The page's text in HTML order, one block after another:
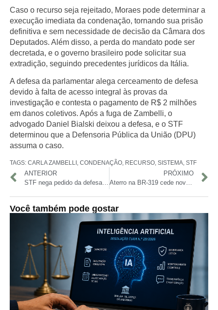
Caso o recurso seja rejeitado, Moraes pode determinar a
execução imediata da condenação, tornando sua prisão
definitiva e sem necessidade de decisão da Câmara dos
Deputados. Além disso, a perda do mandato pode ser
decretada, e o governo brasileiro pode solicitar sua
extradição, seguindo precedentes jurídicos da Itália.
A defesa da parlamentar alega cerceamento de defesa
devido à falta de acesso integral às provas da
investigação e contesta o pagamento de R$ 2 milhões
em danos coletivos. Após a fuga de Zambelli, o
advogado Daniel Bialski deixou a defesa, e o STF
determinou que a Defensoria Pública da União (DPU)
assuma o caso.
TAGS: CARLA ZAMBELLI CONDENAÇÃO RECURSO SISTEMA STF
ANTERIOR
STF nega pedido da defesa de Bolsonaro para suspender ação penal sobre trama golpista
PRÓXIMO
Aterro na BR-319 cede novamente e interdita trecho em Careiro da Várzea
Você também pode gostar